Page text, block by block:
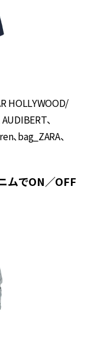
HOLLYWOOD/
、
、bag_ZARA、
ムでON／OFF